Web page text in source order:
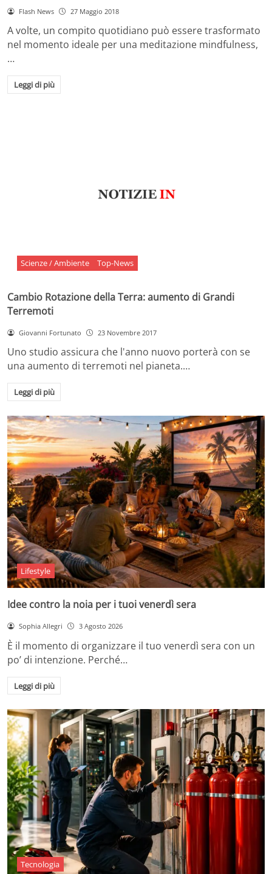
Flash News 27 Maggio 2018
A volte, un compito quotidiano può essere trasformato
nel momento ideale per una meditazione mindfulness,
…
Leggi di più
Scienze / Ambiente Top-News
Cambio Rotazione della Terra: aumento di Grandi
Terremoti
Giovanni Fortunato 23 Novembre 2017
Uno studio assicura che l'anno nuovo porterà con se
una aumento di terremoti nel pianeta.…
Leggi di più
Lifestyle
Idee contro la noia per i tuoi venerdì sera
Sophia Allegri 3 Agosto 2026
È il momento di organizzare il tuo venerdì sera con un
po’ di intenzione. Perché…
Leggi di più
Tecnologia